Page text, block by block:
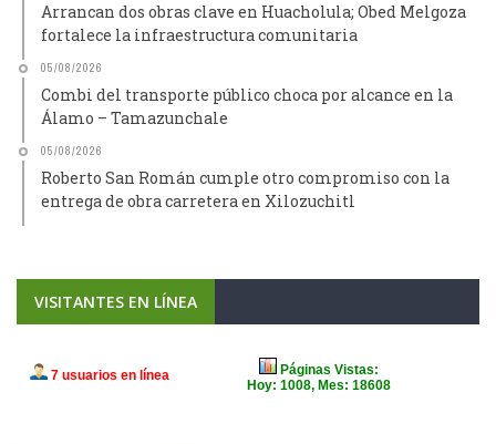
Arrancan dos obras clave en Huacholula; Obed Melgoza
fortalece la infraestructura comunitaria
05/08/2026
Combi del transporte público choca por alcance en la
Álamo – Tamazunchale
05/08/2026
Roberto San Román cumple otro compromiso con la
entrega de obra carretera en Xilozuchitl
VISITANTES EN LÍNEA